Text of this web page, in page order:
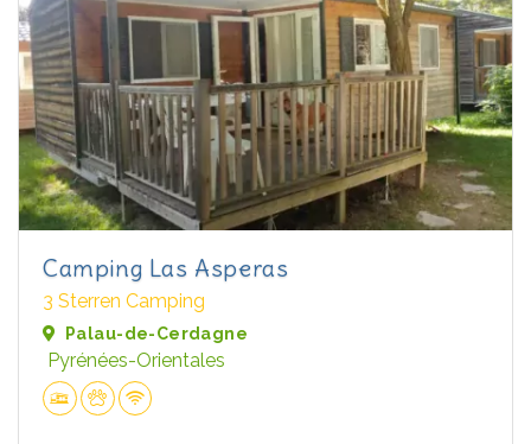
Camping Las Asperas
3 Sterren Camping
Palau-de-Cerdagne
Pyrénées-Orientales